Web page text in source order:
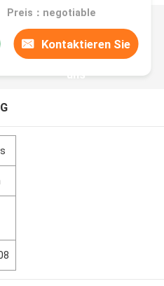
Preis：negotiable
Kontaktieren Sie
uns